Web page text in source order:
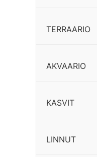
TERRAARIO
AKVAARIO
KASVIT
LINNUT